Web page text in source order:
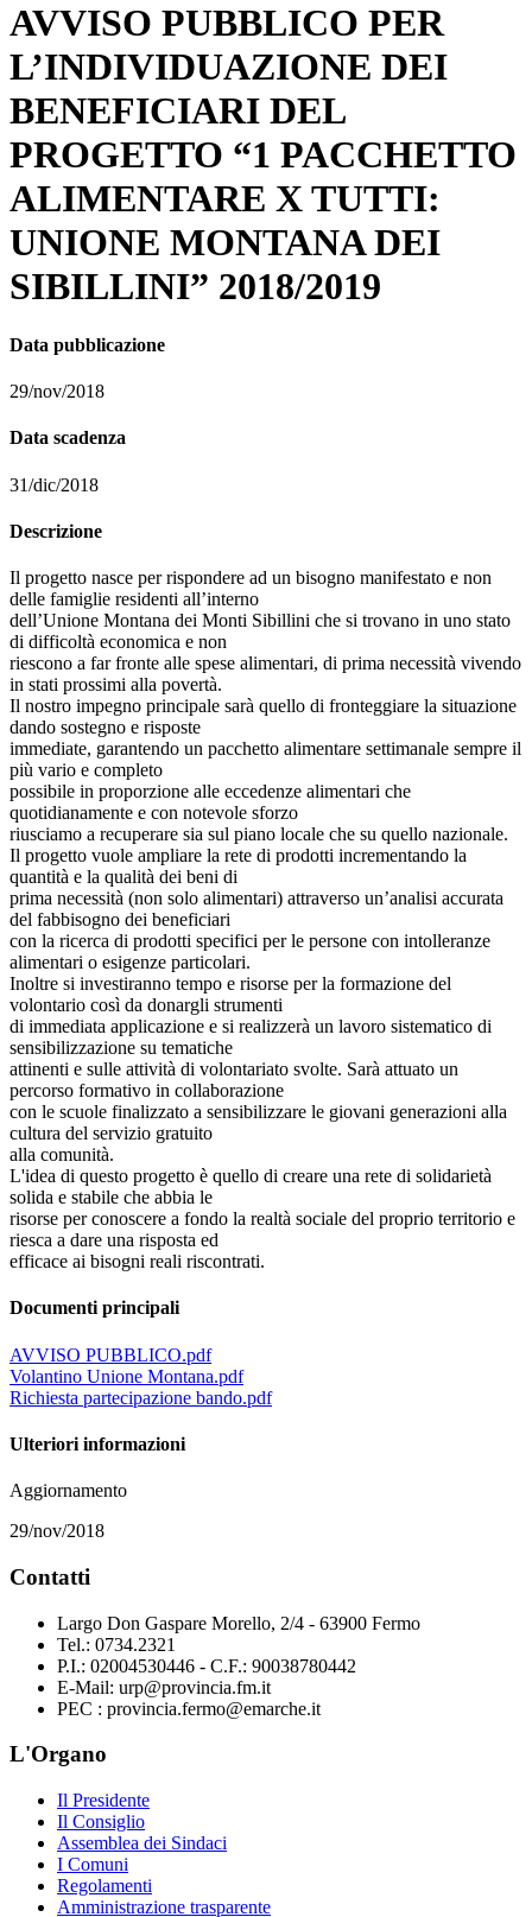
AVVISO PUBBLICO PER
L’INDIVIDUAZIONE DEI
BENEFICIARI DEL
PROGETTO “1 PACCHETTO
ALIMENTARE X TUTTI:
UNIONE MONTANA DEI
SIBILLINI” 2018/2019
Data pubblicazione
29/nov/2018
Data scadenza
31/dic/2018
Descrizione
Il progetto nasce per rispondere ad un bisogno manifestato e non
delle famiglie residenti all’interno
dell’Unione Montana dei Monti Sibillini che si trovano in uno stato
di difficoltà economica e non
riescono a far fronte alle spese alimentari, di prima necessità vivendo
in stati prossimi alla povertà.
Il nostro impegno principale sarà quello di fronteggiare la situazione
dando sostegno e risposte
immediate, garantendo un pacchetto alimentare settimanale sempre il
più vario e completo
possibile in proporzione alle eccedenze alimentari che
quotidianamente e con notevole sforzo
riusciamo a recuperare sia sul piano locale che su quello nazionale.
Il progetto vuole ampliare la rete di prodotti incrementando la
quantità e la qualità dei beni di
prima necessità (non solo alimentari) attraverso un’analisi accurata
del fabbisogno dei beneficiari
con la ricerca di prodotti specifici per le persone con intolleranze
alimentari o esigenze particolari.
Inoltre si investiranno tempo e risorse per la formazione del
volontario così da donargli strumenti
di immediata applicazione e si realizzerà un lavoro sistematico di
sensibilizzazione su tematiche
attinenti e sulle attività di volontariato svolte. Sarà attuato un
percorso formativo in collaborazione
con le scuole finalizzato a sensibilizzare le giovani generazioni alla
cultura del servizio gratuito
alla comunità.
L'idea di questo progetto è quello di creare una rete di solidarietà
solida e stabile che abbia le
risorse per conoscere a fondo la realtà sociale del proprio territorio e
riesca a dare una risposta ed
efficace ai bisogni reali riscontrati.
Documenti principali
AVVISO PUBBLICO.pdf
Volantino Unione Montana.pdf
Richiesta partecipazione bando.pdf
Ulteriori informazioni
Aggiornamento
29/nov/2018
Contatti
Largo Don Gaspare Morello, 2/4 - 63900 Fermo
Tel.: 0734.2321
P.I.: 02004530446 - C.F.: 90038780442
E-Mail: urp@provincia.fm.it
PEC : provincia.fermo@emarche.it
L'Organo
Il Presidente
Il Consiglio
Assemblea dei Sindaci
I Comuni
Regolamenti
Amministrazione trasparente